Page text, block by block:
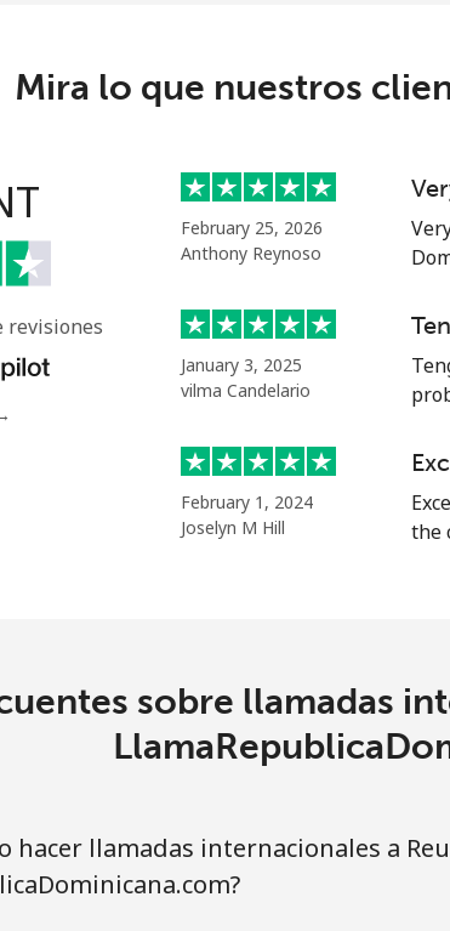
Mira lo que nuestros
revisiones
February 25, 2026
Anthony Reynoso
January 3, 2025
vilma Candelario
February 1, 2024
Joselyn M Hill
the
sobre llamadas
hacer llamadas internacionales a